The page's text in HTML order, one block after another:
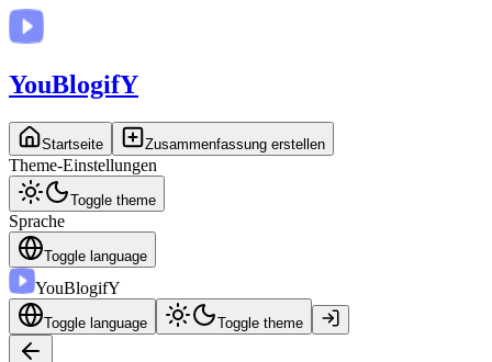
YouBlogifY
Startseite Zusammenfassung erstellen
Theme-Einstellungen
Toggle theme
Sprache
Toggle language
YouBlogifY
Toggle language Toggle theme